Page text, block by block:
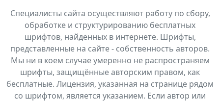
Специалисты сайта осуществляют работу по сбору,
обработке и структурированию бесплатных
шрифтов, найденных в интернете. Шрифты,
представленные на сайте - собственность авторов.
Мы ни в коем случае умеренно не распространяем
шрифты, защищённые авторским правом, как
бесплатные. Лицензия, указанная на странице рядом
со шрифтом, является указанием. Если автор или